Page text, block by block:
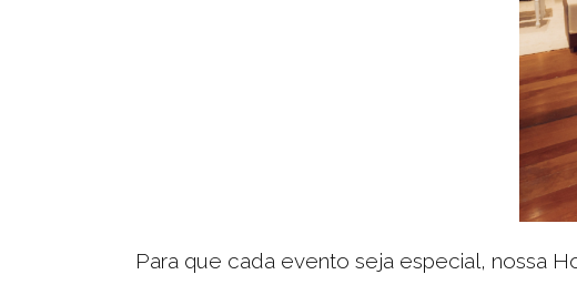
Para que cada evento seja especial, nossa